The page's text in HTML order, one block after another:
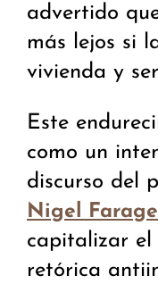
advertido
más lejos si
vivienda y
Este
como un
discurso del
Nigel Farage
capitalizar el
retórica